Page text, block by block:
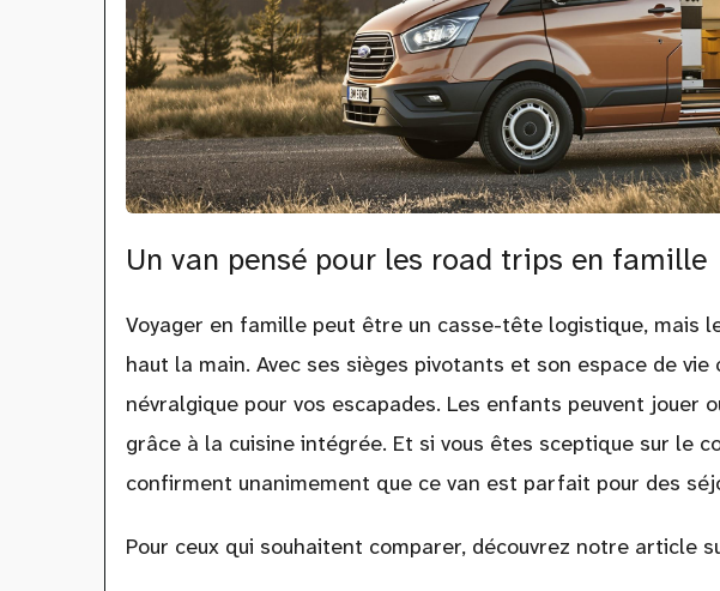
Un van pensé pour les road trips en famille
Voyager en famille peut être un casse-tête logistique, mais
haut la main. Avec ses sièges pivotants et son espace de
névralgique pour vos escapades. Les enfants peuvent jouer
grâce à la cuisine intégrée. Et si vous êtes sceptique sur le
confirment unanimement que ce van est parfait pour des
Pour ceux qui souhaitent comparer, découvrez notre article